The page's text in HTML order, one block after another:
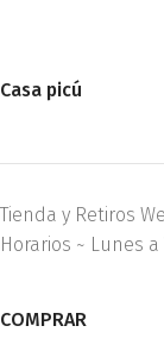
Casa picú
Tienda y Retiros
Horarios ~ Lunes a
COMPRAR